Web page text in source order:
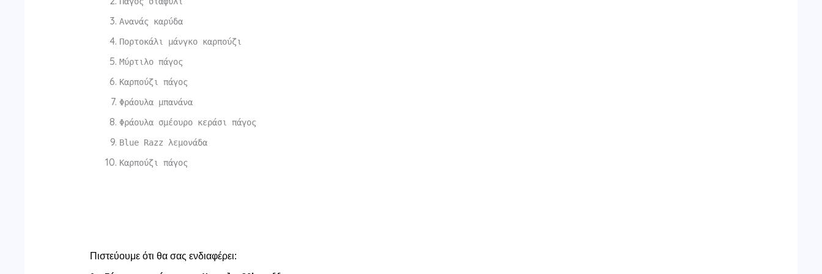
Ανανάς καρύδα
Πορτοκάλι μάνγκο καρπούζι
Μύρτιλο πάγος
Καρπούζι πάγος
Φράουλα μπανάνα
Φράουλα σμέουρο κεράσι πάγος
Blue Razz λεμονάδα
Καρπούζι πάγος
Πιστεύουμε ότι θα σας ενδιαφέρει: